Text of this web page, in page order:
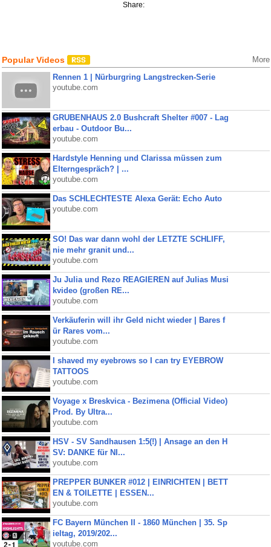
Share:
Popular Videos More
Rennen 1 | Nürburgring Langstrecken-Serie
youtube.com
GRUBENHAUS 2.0 Bushcraft Shelter #007 - Lag
erbau - Outdoor Bu...
youtube.com
Hardstyle Henning und Clarissa müssen zum
Elterngespräch? | ...
youtube.com
Das SCHLECHTESTE Alexa Gerät: Echo Auto
youtube.com
SO! Das war dann wohl der LETZTE SCHLIFF,
nie mehr granit und...
youtube.com
Ju Julia und Rezo REAGIEREN auf Julias Musi
kvideo (großen RE...
youtube.com
Verkäuferin will ihr Geld nicht wieder | Bares f
ür Rares vom...
youtube.com
I shaved my eyebrows so I can try EYEBROW
TATTOOS
youtube.com
Voyage x Breskvica - Bezimena (Official Video)
Prod. By Ultra...
youtube.com
HSV - SV Sandhausen 1:5(!) | Ansage an den H
SV: DANKE für NI...
youtube.com
PREPPER BUNKER #012 | EINRICHTEN | BETT
EN & TOILETTE | ESSEN...
youtube.com
FC Bayern München II - 1860 München | 35. Sp
ieltag, 2019/202...
youtube.com